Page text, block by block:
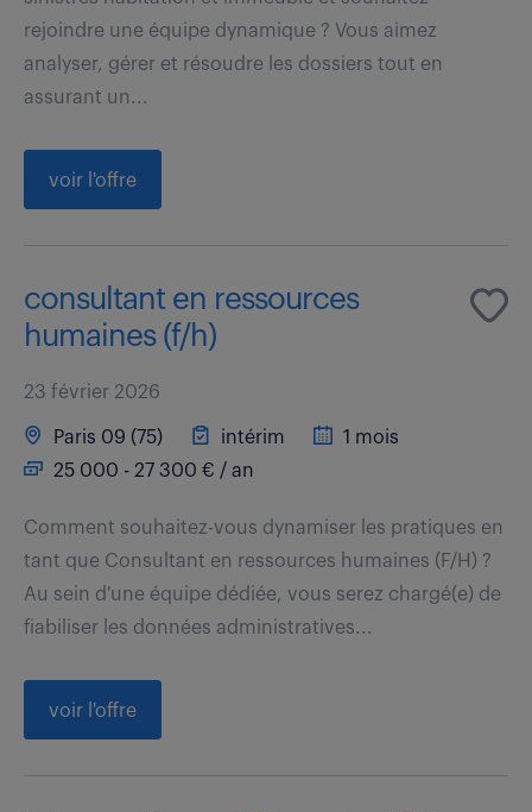
rejoindre une équipe dynamique ? Vous aimez
analyser, gérer et résoudre les dossiers tout en
assurant un...
voir l'offre
consultant en ressources
humaines (f/h)
23 février 2026
Paris 09 (75) intérim
1 mois
25 000 - 27 300 € / an
Comment souhaitez-vous dynamiser les pratiques en
tant que Consultant en ressources humaines (F/H) ?
Au sein d'une équipe dédiée, vous serez chargé(e) de
fiabiliser les données administratives...
voir l'offre